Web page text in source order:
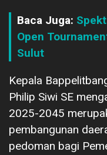
Baca Juga:
Open
Sulut
Kepala
Philip Siwi SE
2025-2045
pembangunan
pedoman bagi